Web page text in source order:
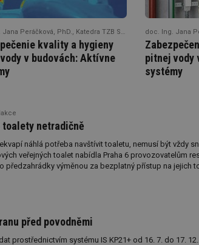
doc. Ing. Jana Peráčková, PhD., Katedra TZB SvF STU Bratislava
kvality a hygieny
v budovách: Aktívne
pitnej vody
systémy
toalety netradičně
náhlá potřeba navštívit toaletu, nemusí být vždy
veřejných toalet nabídla Praha 6 provozovatelům
předzahrádky výměnou za bezplatný přístup na jejich
před povodněmi
prostřednictvím systému IS KP21+ od 16. 7. do 17.